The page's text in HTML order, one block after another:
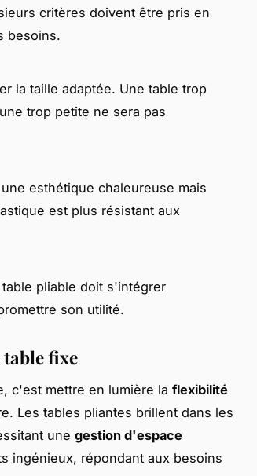
critères doivent être pris en
besoins.
la taille adaptée. Une table trop
trop petite ne sera pas
esthétique chaleureuse mais
est plus résistant aux
pliable doit s'intégrer
son utilité.
fixe
c'est mettre en lumière la flexibilité
Les tables pliantes brillent dans les
une gestion d'espace
ingénieux, répondant aux besoins